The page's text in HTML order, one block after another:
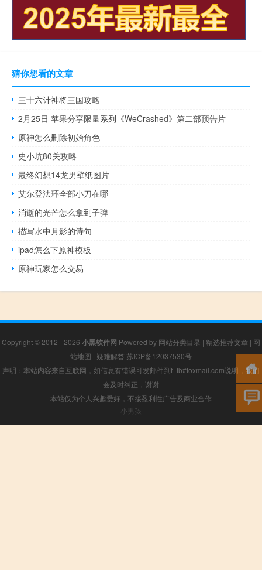
猜你想看的文章
三十六计神将三国攻略
2月25日 苹果分享限量系列《WeCrashed》第二部预告片
原神怎么删除初始角色
史小坑80关攻略
最终幻想14龙男壁纸图片
艾尔登法环全部小刀在哪
消逝的光芒怎么拿到子弹
描写水中月影的诗句
ipad怎么下原神模板
原神玩家怎么交易
Copyright © 2012 - 2026 小黑软件网 Powered by 网站分类目录 | 精选推荐文章 | 网
站地图 | 疑难解答 苏ICP备12037530号
声明：本站内容来自互联网，如信息有错误可发邮件到f_fb#foxmail.com说明，我们
会及时纠正，谢谢
本站仅为个人兴趣爱好，不接盈利性广告及商业合作
小男孩